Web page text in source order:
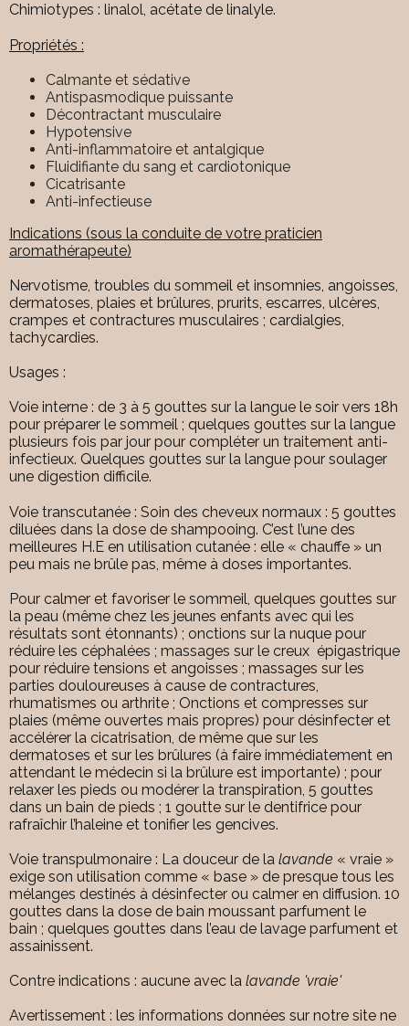
Chimiotypes : linalol, acétate de linalyle.
Propriétés :
Calmante et sédative
Antispasmodique puissante
Décontractant musculaire
Hypotensive
Anti-inflammatoire et antalgique
Fluidifiante du sang et cardiotonique
Cicatrisante
Anti-infectieuse
Indications (sous la conduite de votre praticien
aromathérapeute)
Nervotisme, troubles du sommeil et insomnies, angoisses,
dermatoses, plaies et brûlures, prurits, escarres, ulcères,
crampes et contractures musculaires ; cardialgies,
tachycardies.
Usages :
Voie interne : de 3 à 5 gouttes sur la langue le soir vers 18h
pour préparer le sommeil ; quelques gouttes sur la langue
plusieurs fois par jour pour compléter un traitement anti-
infectieux. Quelques gouttes sur la langue pour soulager
une digestion difficile.
Voie transcutanée : Soin des cheveux normaux : 5 gouttes
diluées dans la dose de shampooing. C’est l’une des
meilleures H.E en utilisation cutanée : elle « chauffe » un
peu mais ne brûle pas, même à doses importantes.
Pour calmer et favoriser le sommeil, quelques gouttes sur
la peau (même chez les jeunes enfants avec qui les
résultats sont étonnants) ; onctions sur la nuque pour
réduire les céphalées ; massages sur le creux épigastrique
pour réduire tensions et angoisses ; massages sur les
parties douloureuses à cause de contractures,
rhumatismes ou arthrite ; Onctions et compresses sur
plaies (même ouvertes mais propres) pour désinfecter et
accélérer la cicatrisation, de même que sur les
dermatoses et sur les brûlures (à faire immédiatement en
attendant le médecin si la brûlure est importante) ; pour
relaxer les pieds ou modérer la transpiration, 5 gouttes
dans un bain de pieds ; 1 goutte sur le dentifrice pour
rafraîchir l’haleine et tonifier les gencives.
Voie transpulmonaire : La douceur de la lavande « vraie »
exige son utilisation comme « base » de presque tous les
mélanges destinés à désinfecter ou calmer en diffusion. 10
gouttes dans la dose de bain moussant parfument le
bain ; quelques gouttes dans l’eau de lavage parfument et
assainissent.
Contre indications : aucune avec la lavande 'vraie'
Avertissement : les informations données sur notre site ne